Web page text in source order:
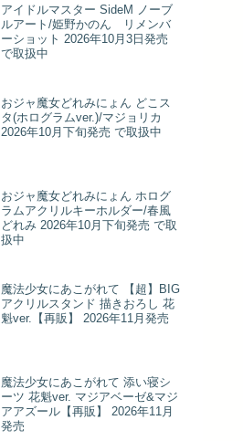
アイドルマスター SideM ノーブ
ルアート/姫野かのん リメンバ
ーショット 2026年10月3日発売
で取扱中
おジャ魔女どれみにょん どこス
タ(ホログラムver.)/マジョリカ
2026年10月下旬発売 で取扱中
おジャ魔女どれみにょん ホログ
ラムアクリルキーホルダー/春風
どれみ 2026年10月下旬発売 で取
扱中
魔法少女にあこがれて 【超】BIG
アクリルスタンド 描きおろし 花
魁ver.【再販】 2026年11月発売
魔法少女にあこがれて 添い寝シ
ーツ 花魁ver. マジアベーゼ&マジ
アアズール【再販】 2026年11月
発売